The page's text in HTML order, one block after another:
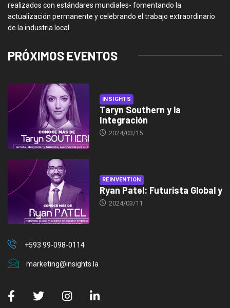
realizados con estándares mundiales- fomentando la
actualización permanente y celebrando el trabajo extraordinario
de la industria local.
PRÓXIMOS EVENTOS
INSIGHTS
Taryn Southern y la
Integración
2024/03/15
REINVENTION
Ryan Patel: Futurista Global y
2024/03/11
+593 99-098-0114
marketing@insights.la